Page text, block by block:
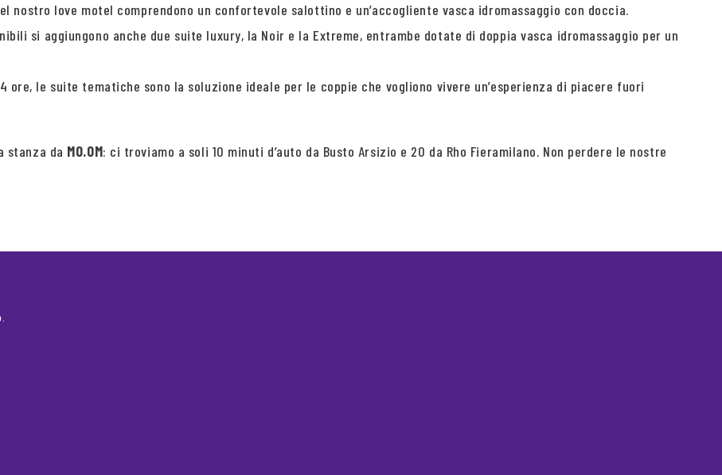
nostro love motel comprendono un confortevole salottino e un’accogliente vasca idromassaggio con doccia.
si aggiungono anche due suite luxury, la Noir e la Extreme, entrambe dotate di doppia vasca idromassaggio per un
le suite tematiche sono la soluzione ideale per le coppie che vogliono vivere un’esperienza di piacere fuori
stanza da MO.OM: ci troviamo a soli 10 minuti d’auto da Busto Arsizio e 20 da Rho Fieramilano. Non perdere le nostre